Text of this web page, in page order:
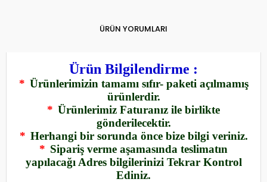
ÜRÜN YORUMLARI
Ürün Bilgilendirme :
* Ürünlerimizin tamamı sıfır- paketi açılmamış
ürünlerdir.
* Ürünlerimiz Faturanız ile birlikte
gönderilecektir.
* Herhangi bir sorunda önce bize bilgi veriniz.
* Sipariş verme aşamasında teslimatın
yapılacağı Adres bilgilerinizi Tekrar Kontrol
Ediniz.